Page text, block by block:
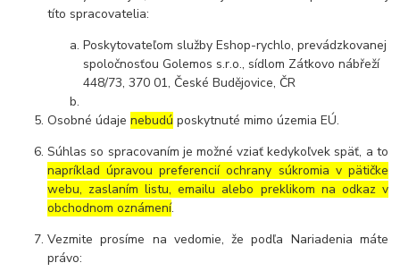
títo spracovatelia:
Poskytovateľom služby Eshop-rychlo, prevádzkovanej
spoločnosťou Golemos s.r.o., sídlom Zátkovo nábřeží
448/73, 370 01, České Budějovice, ČR
Osobné údajenebudú poskytnuté mimo územia EÚ.
Súhlas so spracovaním je možné vziať kedykoľvek späť, a to
napríklad úpravou preferencií ochrany súkromia v pätičke
webu, zaslaním listu, emailu alebo preklikom na odkaz v
obchodnom oznámení.
Vezmite prosíme na vedomie, že podľa Nariadenia máte
právo: